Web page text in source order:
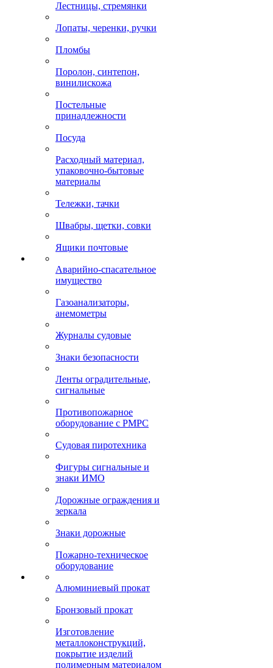
Лестницы, стремянки
Лопаты, черенки, ручки
Пломбы
Поролон, синтепон,
винилискожа
Постельные
принадлежности
Посуда
Расходный материал,
упаковочно-бытовые
материалы
Тележки, тачки
Швабры, щетки, совки
Ящики почтовые
Аварийно-спасательное
имущество
Газоанализаторы,
анемометры
Журналы судовые
Знаки безопасности
Ленты оградительные,
сигнальные
Противопожарное
оборудование с РМРС
Судовая пиротехника
Фигуры сигнальные и
знаки ИМО
Дорожные ограждения и
зеркала
Знаки дорожные
Пожарно-техническое
оборудование
Алюминиевый прокат
Бронзовый прокат
Изготовление
металлоконструкций,
покрытие изделий
полимерным материалом